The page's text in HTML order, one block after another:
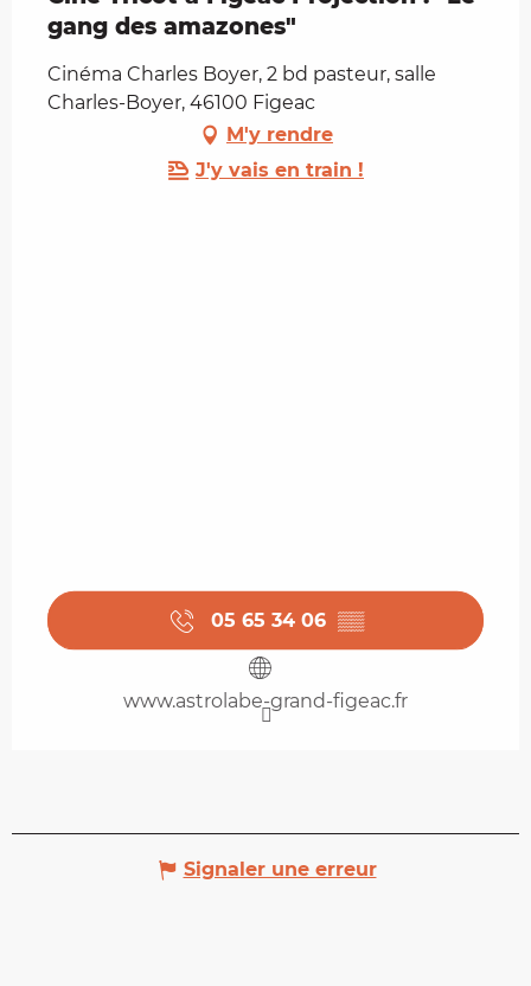
gang des amazones"
Cinéma Charles Boyer, 2 bd pasteur, salle
Charles-Boyer, 46100 Figeac
M'y rendre
J'y vais en train !
05 65 34 06 ▒▒
www.astrolabe-grand-figeac.fr
Signaler une erreur